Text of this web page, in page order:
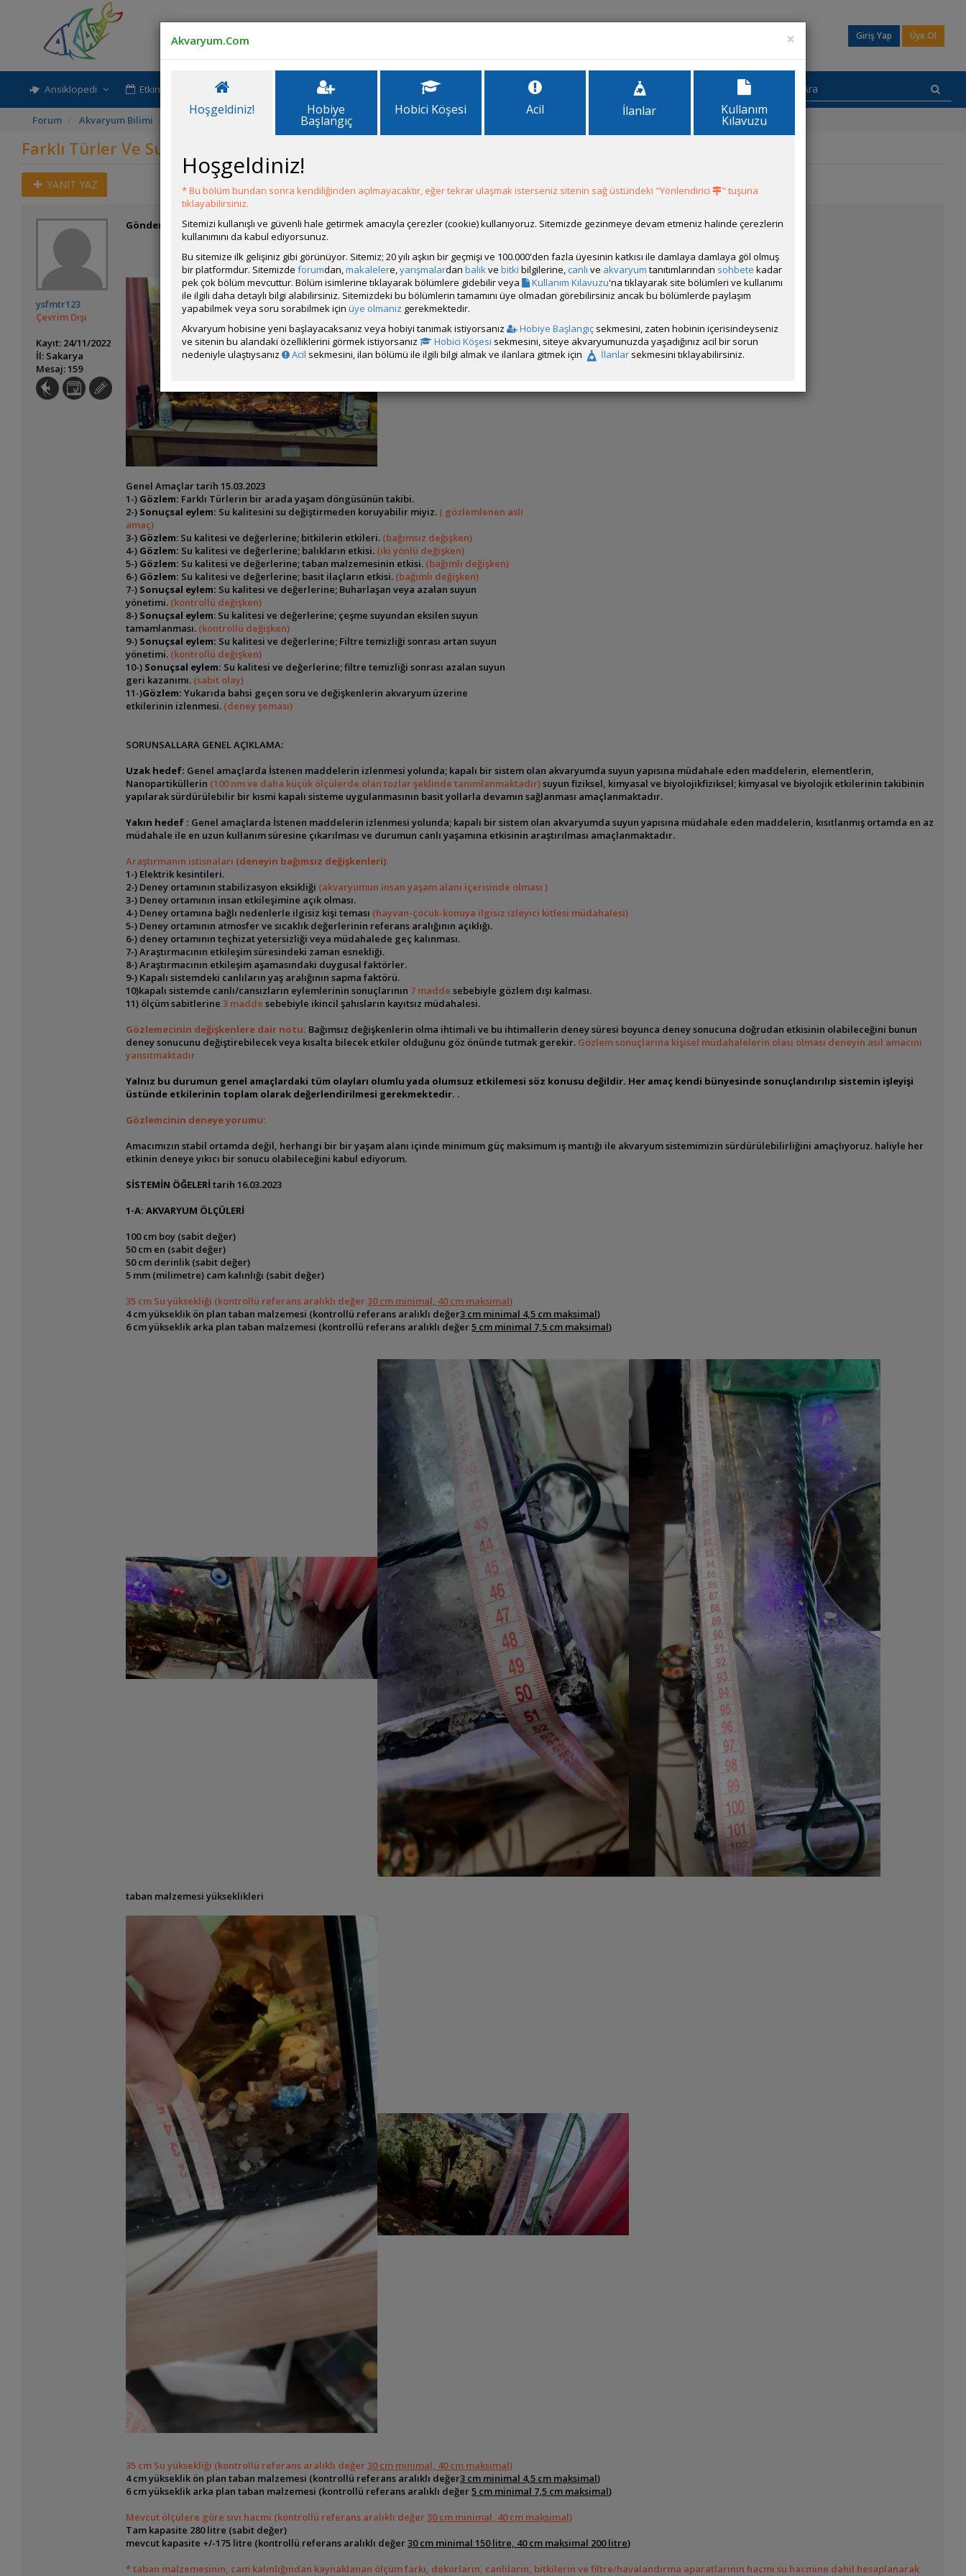
Giriş Yap Üye Ol
Ansiklopedi Etkinlik-Paylaşım İlanlar Forum
Forum Akvaryum Bilimi Farklı Türler Ve Su Değişimi (deneysel Çalışma)
Farklı Türler Ve Su Değişimi (deneysel Çalışma)
YANIT YAZ
ysfmtr123
Çevrim Dışı
Kayıt: 24/11/2022
İl: Sakarya
Mesaj: 159
Gönderim Zamanı: 15 Mart 2023 21:16
Genel Amaçlar tarih 15.03.2023
1-) Gözlem: Farklı Türlerin bir arada yaşam döngüsünün takibi.
2-) Sonuçsal eylem: Su kalitesini su değiştirmeden koruyabilir miyiz. ( gözlemlenen asli
amaç)
3-) Gözlem: Su kalitesi ve değerlerine; bitkilerin etkileri. (bağımsız değişken)
4-) Gözlem: Su kalitesi ve değerlerine; balıkların etkisi. (iki yönlü değişken)
5-) Gözlem: Su kalitesi ve değerlerine; taban malzemesinin etkisi. (bağımlı değişken)
6-) Gözlem: Su kalitesi ve değerlerine; basit ilaçların etkisi. (bağımlı değişken)
7-) Sonuçsal eylem: Su kalitesi ve değerlerine; Buharlaşan veya azalan suyun
yönetimi. (kontrollü değişken)
8-) Sonuçsal eylem: Su kalitesi ve değerlerine; çeşme suyundan eksilen suyun
tamamlanması. (kontrollü değişken)
9-) Sonuçsal eylem: Su kalitesi ve değerlerine; Filtre temizliği sonrası artan suyun
yönetimi. (kontrollü değişken)
10-) Sonuçsal eylem: Su kalitesi ve değerlerine; filtre temizliği sonrası azalan suyun
geri kazanımı. (sabit olay)
11-)Gözlem: Yukarıda bahsi geçen soru ve değişkenlerin akvaryum üzerine
etkilerinin izlenmesi. (deney şeması)
SORUNSALLARA GENEL AÇIKLAMA:
Uzak hedef: Genel amaçlarda İstenen maddelerin izlenmesi yolunda; kapalı bir sistem olan akvaryumda suyun yapısına müdahale eden maddelerin, elementlerin,
Nanopartiküllerin (100 nm ve daha küçük ölçülerde olan tozlar şeklinde tanımlanmaktadır)suyun fiziksel, kimyasal ve biyolojikfiziksel; kimyasal ve biyolojik etkilerinin takibinin
yapılarak sürdürülebilir bir kısmi kapalı sisteme uygulanmasının basit yollarla devamın sağlanması amaçlanmaktadır.
Yakın hedef : Genel amaçlarda İstenen maddelerin izlenmesi yolunda; kapalı bir sistem olan akvaryumda suyun yapısına müdahale eden maddelerin, kısıtlanmış ortamda en az
müdahale ile en uzun kullanım süresine çıkarılması ve durumun canlı yaşamına etkisinin araştırılması amaçlanmaktadır.
Araştırmanın istisnaları (deneyin bağımsız değişkenleri):
1-) Elektrik kesintileri.
2-) Deney ortamının stabilizasyon eksikliği (akvaryumun insan yaşam alanı içerisinde olması )
3-) Deney ortamının insan etkileşimine açık olması.
4-) Deney ortamına bağlı nedenlerle ilgisiz kişi teması (hayvan-çocuk-konuya ilgisiz izleyici kitlesi müdahalesi)
5-) Deney ortamının atmosfer ve sıcaklık değerlerinin referans aralığının açıklığı.
6-) deney ortamının teçhizat yetersizliği veya müdahalede geç kalınması.
7-) Araştırmacının etkileşim süresindeki zaman esnekliği.
8-) Araştırmacının etkileşim aşamasındaki duygusal faktörler.
9-) Kapalı sistemdeki canlıların yaş aralığının sapma faktörü.
10)kapalı sistemde canlı/cansızların eylemlerinin sonuçlarının 7 madde sebebiyle gözlem dışı kalması.
11) ölçüm sabitlerine3 madde sebebiyle ikincil şahısların kayıtsız müdahalesi.
Gözlemecinin değişkenlere dair notu: Bağımsız değişkenlerin olma ihtimali ve bu ihtimallerin deney süresi boyunca deney sonucuna doğrudan etkisinin olabileceğini bunun
deney sonucunu değiştirebilecek veya kısalta bilecek etkiler olduğunu göz önünde tutmak gerekir. Gözlem sonuçlarına kişisel müdahalelerin olası olması deneyin asıl amacını
yansıtmaktadır
Yalnız bu durumun genel amaçlardaki tüm olayları olumlu yada olumsuz etkilemesi söz konusu değildir. Her amaç kendi bünyesinde sonuçlandırılıp sistemin işleyişi
üstünde etkilerinin toplam olarak değerlendirilmesi gerekmektedir. .
Gözlemcinin deneye yorumu:
Amacımızın stabil ortamda değil, herhangi bir bir yaşam alanı içinde minimum güç maksimum iş mantığı ile akvaryum sistemimizin sürdürülebilirliğini amaçlıyoruz. haliyle her
etkinin deneye yıkıcı bir sonucu olabileceğini kabul ediyorum.
SİSTEMİN ÖĞELERİ tarih 16.03.2023
1-A: AKVARYUM ÖLÇÜLERİ
100 cm boy (sabit değer)
50 cm en (sabit değer)
50 cm derinlik (sabit değer)
5 mm (milimetre) cam kalınlığı (sabit değer)
35 cm Su yüksekliği (kontrollü referans aralıklı değer30 cm minimal, 40 cm maksimal)
4 cm yükseklik ön plan taban malzemesi (kontrollü referans aralıklı değer3 cm minimal 4,5 cm maksimal)
6 cm yükseklik arka plan taban malzemesi (kontrollü referans aralıklı değer5 cm minimal 7,5 cm maksimal)
taban malzemesi yükseklikleri
35 cm Su yüksekliği (kontrollü referans aralıklı değer30 cm minimal, 40 cm maksimal)
4 cm yükseklik ön plan taban malzemesi (kontrollü referans aralıklı değer3 cm minimal 4,5 cm maksimal)
6 cm yükseklik arka plan taban malzemesi (kontrollü referans aralıklı değer5 cm minimal 7,5 cm maksimal)
Mevcut ölçülere göre sıvı hacmi (kontrollü referans aralıklı değer30 cm minimal, 40 cm maksimal)
Tam kapasite 280 litre (sabit değer)
mevcut kapasite +/-175 litre (kontrollü referans aralıklı değer30 cm minimal 150 litre, 40 cm maksimal 200 litre)
* taban malzemesinin, cam kalınlığından kaynaklanan ölçüm farkı, dekorların, canlıların, bitkilerin ve filtre/havalandırma aparatlarının hacmi su hacmine dahil hesaplanarak
×
Akvaryum.Com
Hoşgeldiniz! Hobiye
Başlangıç
Hobici Köşesi Acil İlanlar Kullanım
Kılavuzu
Hoşgeldiniz!
* Bu bölüm bundan sonra kendiliğinden açılmayacaktır, eğer tekrar ulaşmak isterseniz sitenin sağ üstündeki "Yönlendirici
" tuşuna
tıklayabilirsiniz.
Sitemizi kullanışlı ve güvenli hale getirmek amacıyla çerezler (cookie) kullanıyoruz. Sitemizde gezinmeye devam etmeniz halinde çerezlerin
kullanımını da kabul ediyorsunuz.
Bu sitemize ilk gelişiniz gibi görünüyor. Sitemiz; 20 yılı aşkın bir geçmişi ve 100.000'den fazla üyesinin katkısı ile damlaya damlaya göl olmuş
bir platformdur. Sitemizde forumdan,makalelere,yarışmalardan balıkve bitki bilgilerine, canlı ve akvaryum tanıtımlarından sohbete kadar
pek çok bölüm mevcuttur. Bölüm isimlerine tıklayarak bölümlere gidebilir veya
Kullanım Kılavuzu'na tıklayarak site bölümleri ve kullanımı
ile ilgili daha detaylı bilgi alabilirsiniz. Sitemizdeki bu bölümlerin tamamını üye olmadan görebilirsiniz ancak bu bölümlerde paylaşım
yapabilmek veya soru sorabilmek için üye olmanız gerekmektedir.
Akvaryum hobisine yeni başlayacaksanız veya hobiyi tanımak istiyorsanız
Hobiye Başlangıç sekmesini, zaten hobinin içerisindeyseniz
ve sitenin bu alandaki özelliklerini görmek istiyorsanız
Hobici Köşesi sekmesini, siteye akvaryumunuzda yaşadığınız acil bir sorun
nedeniyle ulaştıysanız
Acil sekmesini, ilan bölümü ile ilgili bilgi almak ve ilanlara gitmek için İlanlar sekmesini tıklayabilirsiniz.